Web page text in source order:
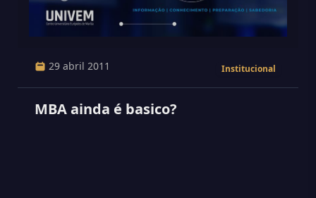
29 abril 2011 Institucional
MBA ainda é basico?